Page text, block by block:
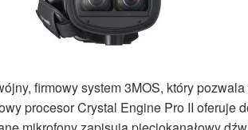
firmowy system 3MOS, który
procesor Crystal Engine Pro II oferuje